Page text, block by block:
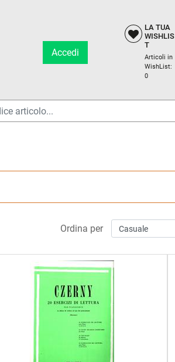
Accedi
LA TUA
WISHLIS
T
Articoli in
WishList:
0
Ordina per